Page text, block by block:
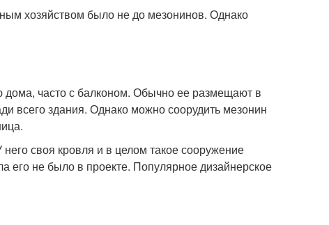
хозяйством было не до мезонинов. Однако
дома, часто с балконом. Обычно ее размещают в
всего здания. Однако можно соорудить мезонин
своя кровля и в целом такое сооружение
его не было в проекте. Популярное дизайнерское